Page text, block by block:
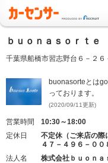
ｂｕｏｎａｓｏｒｔ
千葉県船橋市習志野台６－２６
buonasorteとは
っております。
(2020/09/11更新)
営業時間
10:30～18:00
定休日
不定休（ご来店の際
４７－４９６－００
法人名
株式会社ｂｕｏｎａ